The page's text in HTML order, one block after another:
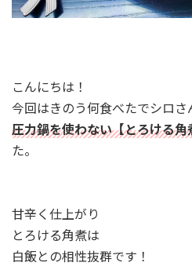
こんにちは！
今回はきのう何食べたでシロさ
圧力鍋を使わない【とろける
た。
甘辛く仕上がり
とろける角煮は
白飯との相性抜群です！